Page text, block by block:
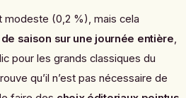
modeste (0,2 %), mais cela
saison sur une journée entière,
pour les grands classiques du
qu’il n’est pas nécessaire de